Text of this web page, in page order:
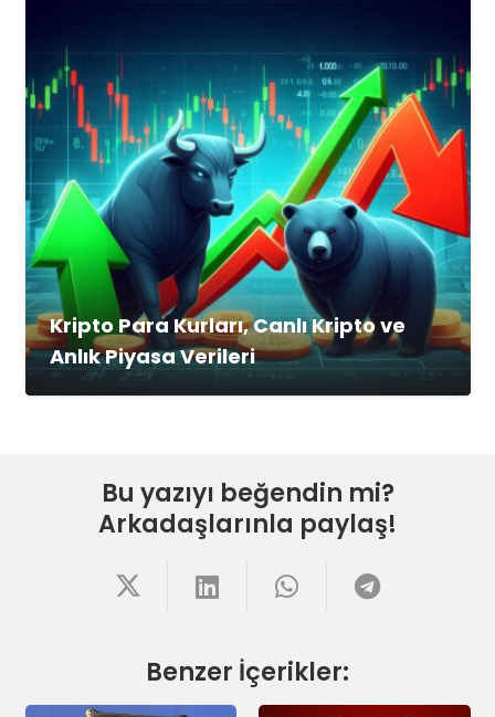
Kripto Para Kurları, Canlı Kripto ve
Anlık Piyasa Verileri
Bu yazıyı beğendin mi?
Arkadaşlarınla paylaş!
Benzer İçerikler: